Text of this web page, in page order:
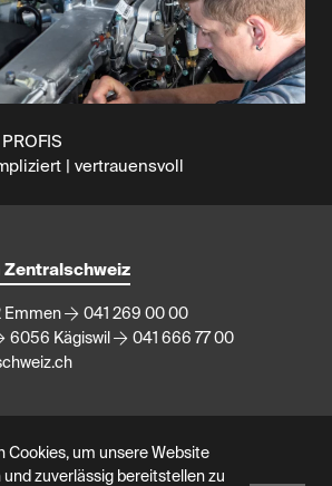
| vertrauensvoll
Zentralschweiz
Emmen
041 269 00 00
6056 Kägiswil
041 666 77 00
Cookies, um unsere Website
zuverlässig bereitstellen zu